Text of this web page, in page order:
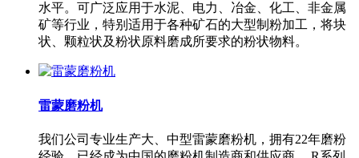
水平。可广泛应用于水泥、电力、冶金、化工、非金属
矿等行业，特别适用于各种矿石的大型制粉加工，将块
状、颗粒状及粉状原料磨成所要求的粉状物料。
雷蒙磨粉机
我们公司专业生产大、中型雷蒙磨粉机，拥有22年磨粉